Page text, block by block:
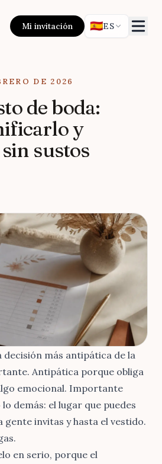
Mi invitación 🇪🇸ES
DE 2026
de boda:
y
sustos
decisión más antipática de la
Antipática porque obliga
emocional. Importante
demás: el lugar que puedes
invitas y hasta el vestido.
en serio, porque el